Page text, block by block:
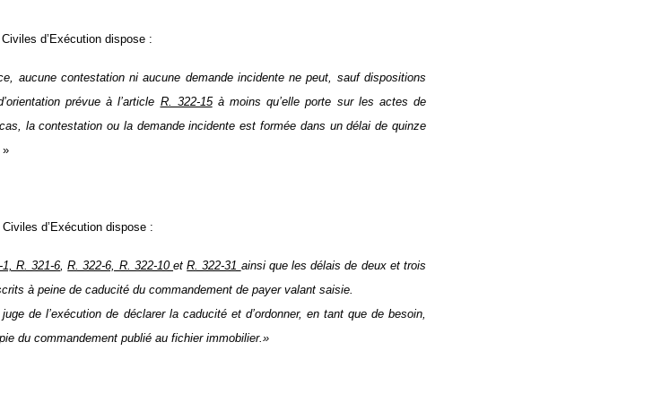
d’Exécution dispose :
aucune contestation ni aucune demande incidente ne peut, sauf dispositions
prévue à l’article R. 322-15à moins qu’elle porte sur les actes de
la contestation ou la demande incidente est formée dans un délai de quinze
»
d’Exécution dispose :
R. 321-6,R. 322-6, R. 322-10etR. 322-31 ainsi que les délais de deux et trois
à peine de caducité du commandement de payer valant saisie.
de l’exécution de déclarer la caducité et d’ordonner, en tant que de besoin,
du commandement publié au fichier immobilier.»